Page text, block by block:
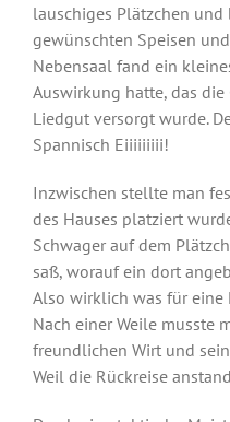
lauschiges Plätzchen und
gewünschten Speisen
Nebensaal fand ein
Auswirkung hatte, das
Liedgut versorgt wurde.
Spannisch Eiiiiiiiii!
Inzwischen stellte man
des Hauses platziert
Schwager auf dem
saß, worauf ein dort
Also wirklich was für eine
Nach einer Weile musste
freundlichen Wirt und
Weil die Rückreise